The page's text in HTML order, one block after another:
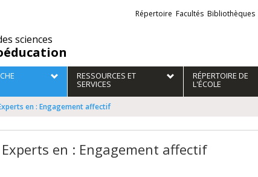
sciences
Liens
externes
Répertoire Facultés Bibliothèques
RESSOURCES ET
SERVICES
RÉPERTOIRE DE
L'ÉCOLE
en : Engagement affectif
Experts en : Engagement affectif